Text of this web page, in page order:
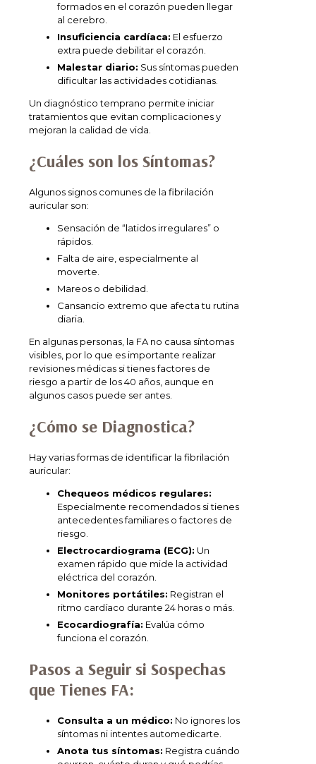
formados en el corazón pueden llegar
al cerebro.
Insuficiencia cardíaca: El esfuerzo
extra puede debilitar el corazón.
Malestar diario: Sus síntomas pueden
dificultar las actividades cotidianas.
Un diagnóstico temprano permite iniciar
tratamientos que evitan complicaciones y
mejoran la calidad de vida.
¿Cuáles son los Síntomas?
Algunos signos comunes de la fibrilación
auricular son:
Sensación de “latidos irregulares” o
rápidos.
Falta de aire, especialmente al
moverte.
Mareos o debilidad.
Cansancio extremo que afecta tu rutina
diaria.
En algunas personas, la FA no causa síntomas
visibles, por lo que es importante realizar
revisiones médicas si tienes factores de
riesgo a partir de los 40 años, aunque en
algunos casos puede ser antes.
¿Cómo se Diagnostica?
Hay varias formas de identificar la fibrilación
auricular:
Chequeos médicos regulares:
Especialmente recomendados si tienes
antecedentes familiares o factores de
riesgo.
Electrocardiograma (ECG): Un
examen rápido que mide la actividad
eléctrica del corazón.
Monitores portátiles: Registran el
ritmo cardíaco durante 24 horas o más.
Ecocardiografía: Evalúa cómo
funciona el corazón.
Pasos a Seguir si Sospechas
que Tienes FA:
Consulta a un médico: No ignores los
síntomas ni intentes automedicarte.
Anota tus síntomas: Registra cuándo